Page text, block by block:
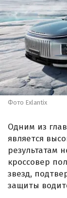
является
результатам
кроссовер
звезд,
защиты
За
комплекс из
ассистентов
экстренное
контроль
540° и
парковке.